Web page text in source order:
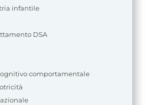
infantile
DSA
comportamentale